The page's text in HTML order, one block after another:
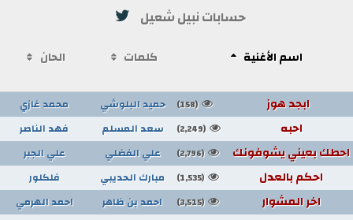
حسابات نبيل شعيل
اسم الأغنية كلمات الحان
ابجد هوز (158) حميد البلوشي محمد غازي
احبه (2,249) سعد المسلم فهد الناصر
احطك بعيني يشوفونك (2,796) علي الفضلي علي الجبر
احكم بالعدل (1,535) مبارك الحديبي فلكلور
اخر المشوار (3,515) احمد بن ظاهر احمد الهرمي